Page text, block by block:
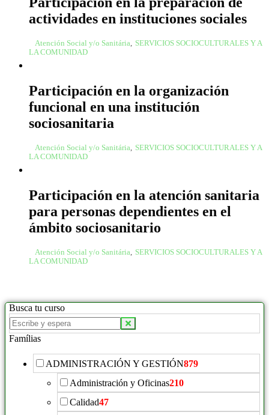
actividades en instituciones sociales
Atención Social y/o Sanitária, SERVICIOS SOCIOCULTURALES Y A
LA COMUNIDAD
Participación en la organización
funcional en una institución
sociosanitaria
Atención Social y/o Sanitária, SERVICIOS SOCIOCULTURALES Y A
LA COMUNIDAD
Participación en la atención sanitaria
para personas dependientes en el
ámbito sociosanitario
Atención Social y/o Sanitária
SERVICIOS SOCIOCULTURALES Y A
LA COMUNIDAD
Busca tu curso
Famílias
ADMINISTRACIÓN Y GESTIÓN879
Administración y Oficinas210
Calidad47